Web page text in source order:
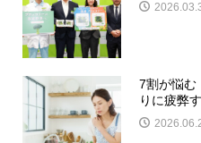
7割が悩む
りに疲弊